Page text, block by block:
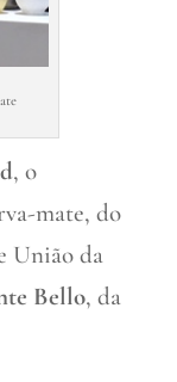
, o
mate, do
União da
Bello, da